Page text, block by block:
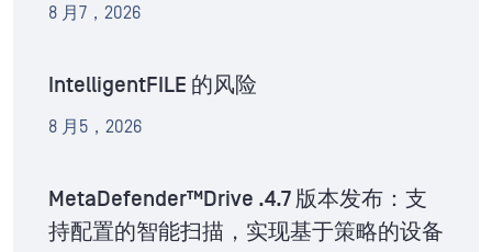
8 月7，2026
IntelligentFILE 的风险
8 月5，2026
MetaDefender™Drive .4.7 版本发布：支
持配置的智能扫描，实现基于策略的设备